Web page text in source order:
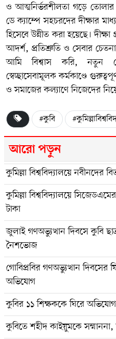
ও আত্মনির্ভরশীলতা গড়ে
ডে ক্যাম্পে সহচরদের দীক্ষার
হিসেবে উন্নীত করা হয়েছে। দীক্ষা
আদর্শ, প্রতিশ্রুতি ও সেবার
আমি বিশ্বাস করি, নতুন
স্বেচ্ছাসেবামূলক কর্মকাণ্ডে
ও সমাজের কল্যাণে নিজেদের
#কুবি
আরো পড়ুন
কুমিল্লা বিশ্ববিদ্যালয়ে নবীনদের
কুমিল্লা বিশ্ববিদ্যালয়ে
টাকা
জুলাই গণঅভ্যুত্থান দিবসে কুবি
নৈশভোজ
গোবিপ্রবির গণঅভ্যুত্থান দিবসের
অভিযোগ
কুবির ১১ শিক্ষককে ঘিরে
কুবিতে শহীদ কাইয়ুমকে সম্মাননা,